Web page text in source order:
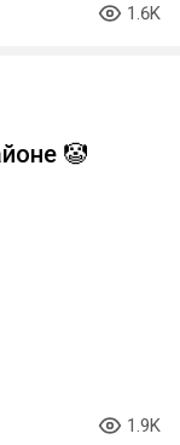
1.6K
🤡
1.9K